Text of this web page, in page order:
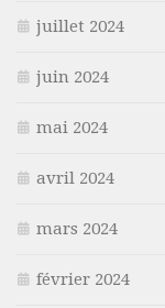
juillet 2024
juin 2024
mai 2024
avril 2024
mars 2024
février 2024